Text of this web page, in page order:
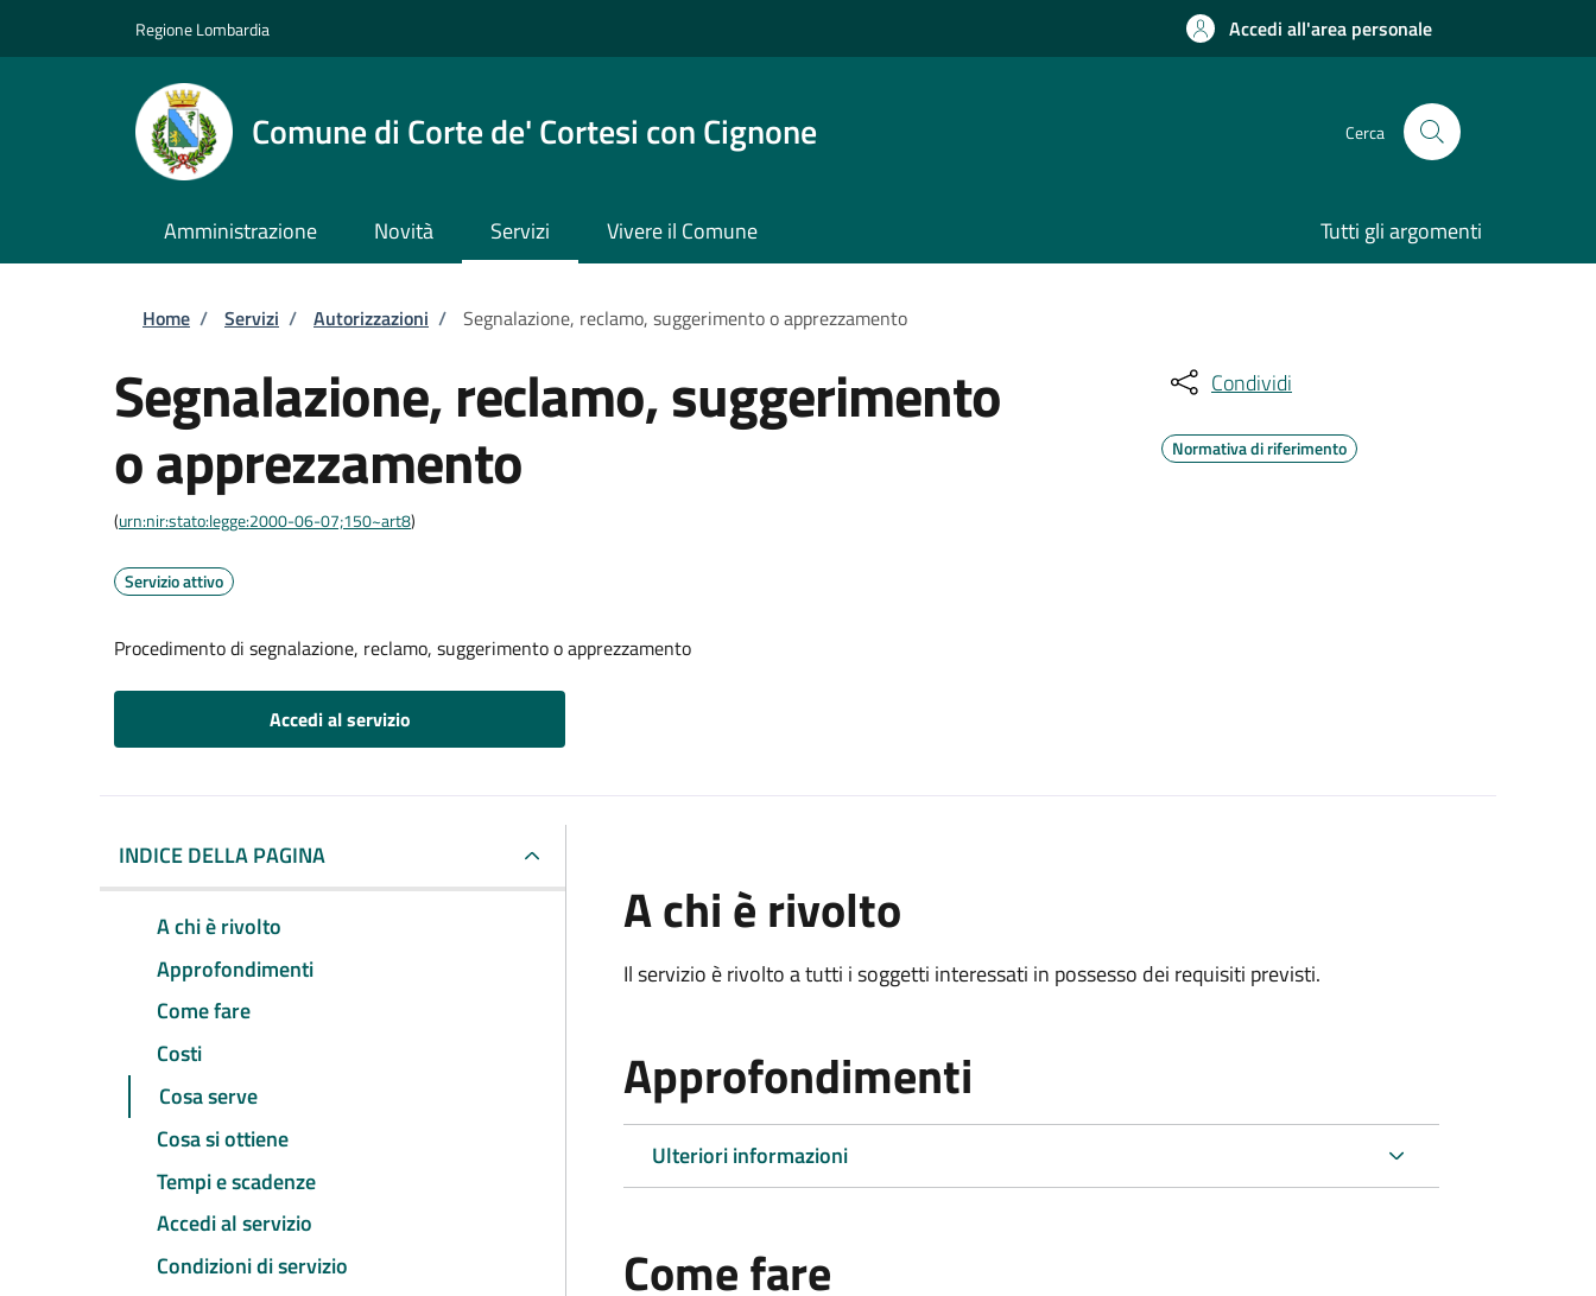
Regione Lombardia Accedi all'area personale
Comune di Corte de' Cortesi con Cignone Cerca
Amministrazione Novità Servizi Vivere il Comune Tutti gli argomenti
Briciole di pane
Home / Servizi / Autorizzazioni / Segnalazione, reclamo, suggerimento o apprezzamento
Segnalazione, reclamo, suggerimento
o apprezzamento
(urn:nir:stato:legge:2000-06-07;150~art8)
Servizio attivo
Procedimento di segnalazione, reclamo, suggerimento o apprezzamento
Accedi al servizio
Condividi
Normativa di riferimento
INDICE DELLA PAGINA
A chi è rivolto
Approfondimenti
Come fare
Costi
Cosa serve
Cosa si ottiene
Tempi e scadenze
Accedi al servizio
Condizioni di servizio
A chi è rivolto
Il servizio è rivolto a tutti i soggetti interessati in possesso dei requisiti previsti.
Approfondimenti
Ulteriori informazioni
Come fare